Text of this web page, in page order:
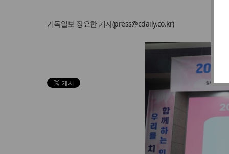
기독일보 장요한 기자(press@cdaily.co.kr)